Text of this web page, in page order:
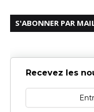
S'ABONNER PAR
Recevez les